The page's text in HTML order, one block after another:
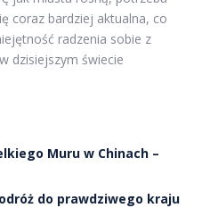
coraz bardziej aktualna, co
radzenia sobie z
dzisiejszym świecie
Muru w Chinach –
do prawdziwego kraju